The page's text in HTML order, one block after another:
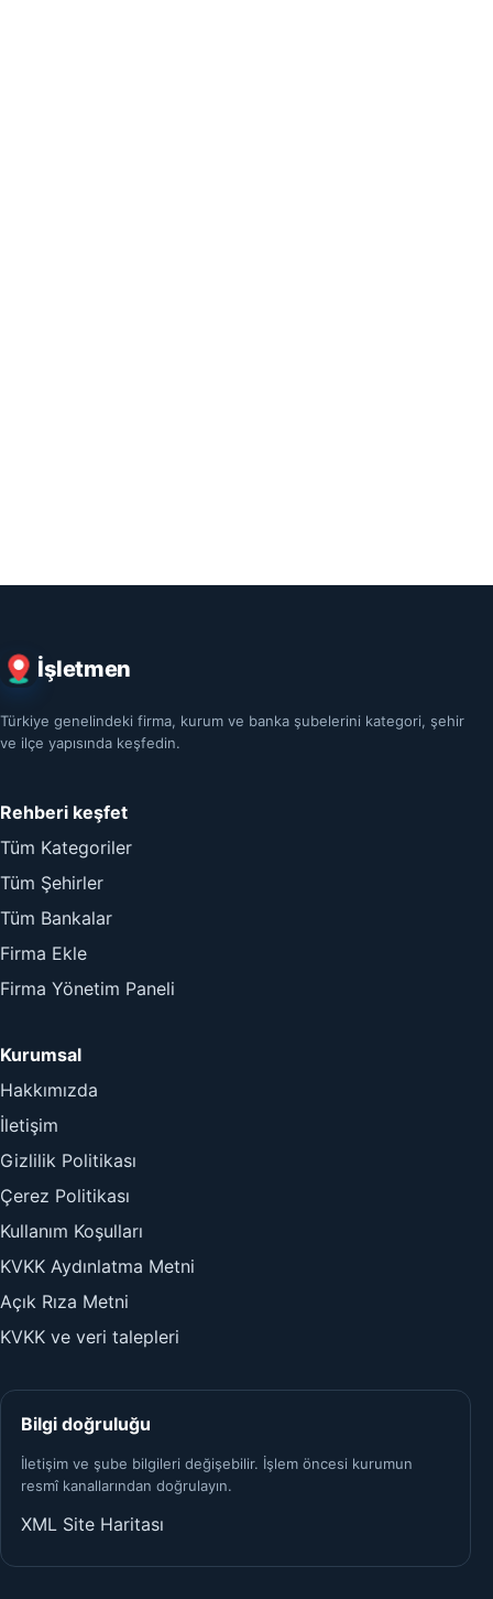
İşletmen
Türkiye genelindeki firma, kurum ve banka şubelerini kategori, şehir
ve ilçe yapısında keşfedin.
Rehberi keşfet
Tüm Kategoriler
Tüm Şehirler
Tüm Bankalar
Firma Ekle
Firma Yönetim Paneli
Kurumsal
Hakkımızda
İletişim
Gizlilik Politikası
Çerez Politikası
Kullanım Koşulları
KVKK Aydınlatma Metni
Açık Rıza Metni
KVKK ve veri talepleri
Bilgi doğruluğu
İletişim ve şube bilgileri değişebilir. İşlem öncesi kurumun
resmî kanallarından doğrulayın.
XML Site Haritası